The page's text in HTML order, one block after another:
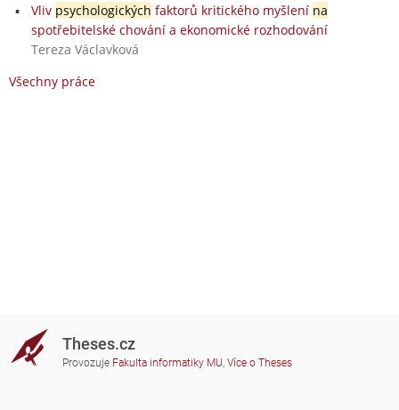
Vliv psychologických faktorů kritického myšlení na
spotřebitelské chování a ekonomické rozhodování
Tereza Václavková
Všechny práce
Theses.cz
Provozuje Fakulta informatiky MU, Více o Theses